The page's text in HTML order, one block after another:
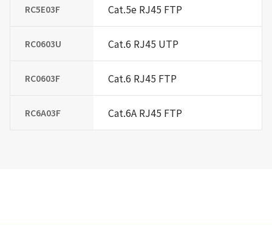
RC5E03F Cat.5e RJ45 FTP
RC0603U Cat.6 RJ45 UTP
RC0603F Cat.6 RJ45 FTP
RC6A03F Cat.6A RJ45 FTP